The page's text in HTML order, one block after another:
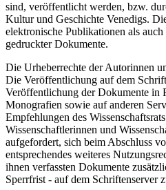
sind, veröffentlicht werden, bzw.
Kultur und Geschichte Venedigs.
elektronische Publikationen als
gedruckter Dokumente.
Die Urheberrechte der Autorinnen
Die Veröffentlichung auf dem
Veröffentlichung der Dokumente in
Monografien sowie auf anderen
Empfehlungen des
Wissenschaftlerinnen und
aufgefordert, sich beim Abschluss
entsprechendes weiteres
ihnen verfassten Dokumente
Sperrfrist - auf dem Schriftenserver